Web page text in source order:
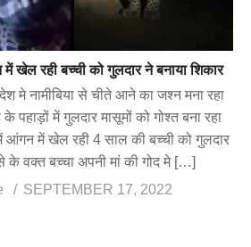
खेल रही बच्ची को गुलदार ने बनाया शिकार
मे नामीबिया से चीते आने का जश्न मना रहा
पहाड़ों में गुलदार मासूमों को गोश्त बना रहा
आंगन में खेल रही 4 साल की बच्ची को गुलदार
के वक्त बच्चा अपनी मां की गोद मे […]
SEPTEMBER 17, 2022